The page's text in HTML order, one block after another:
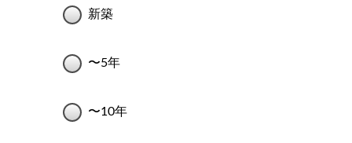
新築
〜5年
〜10年